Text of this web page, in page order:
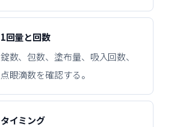
1回量と回数
錠数、包数、塗布量、吸入回数、
点眼滴数を確認する。
タイミング